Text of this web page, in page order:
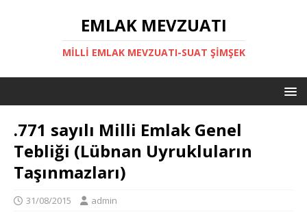
EMLAK MEVZUATI
MILLI EMLAK MEVZUATI-SUAT ŞİMŞEK
.771 sayılı Milli Emlak Genel
Tebliği (Lübnan Uyrukluların
Taşınmazları)
31/08/2015 admin